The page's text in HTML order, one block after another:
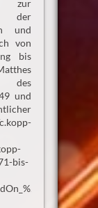
zur
der
und
von
bis
des
und
bis-